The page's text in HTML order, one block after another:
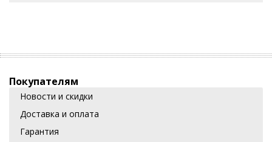
Покупателям
Новости и скидки
Доставка и оплата
Гарантия